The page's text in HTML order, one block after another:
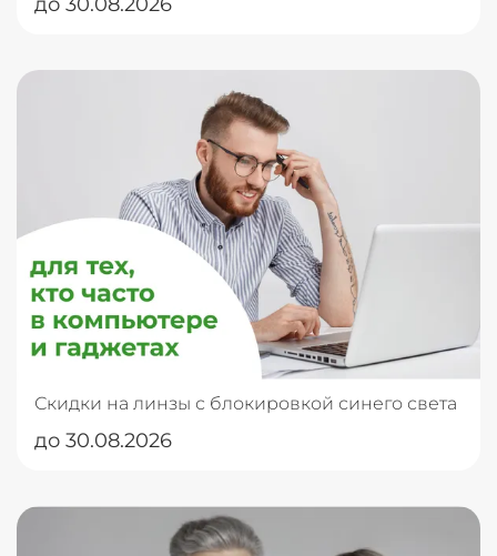
Скидки на линзы с блокировкой синего света
до 30.08.2026